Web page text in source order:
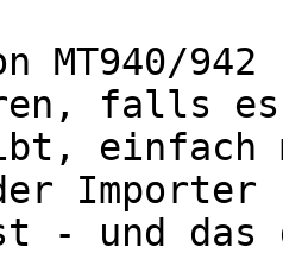
MT940/
falls es
einfach
Importer
und das